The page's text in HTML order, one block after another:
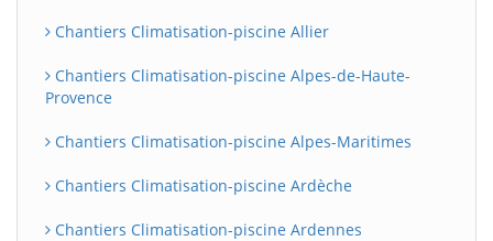
Chantiers Climatisation-piscine Allier
Chantiers Climatisation-piscine Alpes-de-Haute-
Provence
Chantiers Climatisation-piscine Alpes-Maritimes
Chantiers Climatisation-piscine Ardèche
Chantiers Climatisation-piscine Ardennes